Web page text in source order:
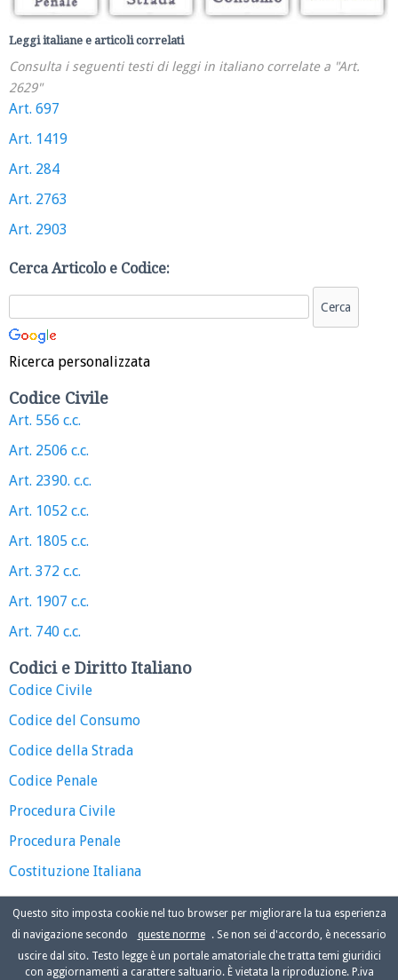
Leggi italiane e articoli correlati
Consulta i seguenti testi di leggi in italiano correlate a "Art.
2629"
Art. 697
Art. 1419
Art. 284
Art. 2763
Art. 2903
Cerca Articolo e Codice:
Ricerca personalizzata
Codice Civile
Art. 556 c.c.
Art. 2506 c.c.
Art. 2390. c.c.
Art. 1052 c.c.
Art. 1805 c.c.
Art. 372 c.c.
Art. 1907 c.c.
Art. 740 c.c.
Codici e Diritto Italiano
Codice Civile
Codice del Consumo
Codice della Strada
Codice Penale
Procedura Civile
Procedura Penale
Costituzione Italiana
Questo sito imposta cookie nel tuo browser per migliorare la tua esperienza
di navigazione secondo
queste norme
. Se non sei d'accordo, è necessario
uscire dal sito. Testo legge è un portale amatoriale che tratta temi giuridici
con aggiornamenti a carattere saltuario. È vietata la riproduzione. P.iva